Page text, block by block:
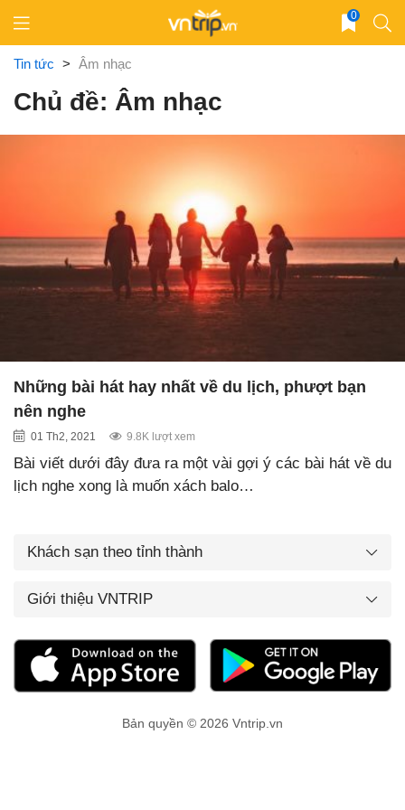
content
0
Tin tức > Âm nhạc
Chủ đề: Âm nhạc
Những bài hát hay nhất về du lịch, phượt bạn
nên nghe
01 Th2, 2021 9.8K lượt xem
Bài viết dưới đây đưa ra một vài gợi ý các bài hát về du
lịch nghe xong là muốn xách balo…
Khách sạn theo tỉnh thành
Giới thiệu VNTRIP
Bản quyền © 2026 Vntrip.vn